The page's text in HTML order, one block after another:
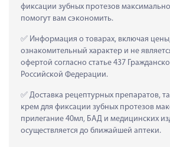
фиксации зубных протезов
помогут вам сэкономить.
Информация о товарах, включая
ознакомительный характер и не
офертой согласно статье 437
Российской Федерации.
Доставка рецептурных препаратов,
крем для фиксации зубных протезов
прилегание 40мл, БАД и медицинских
осуществляется до ближайшей аптеки.